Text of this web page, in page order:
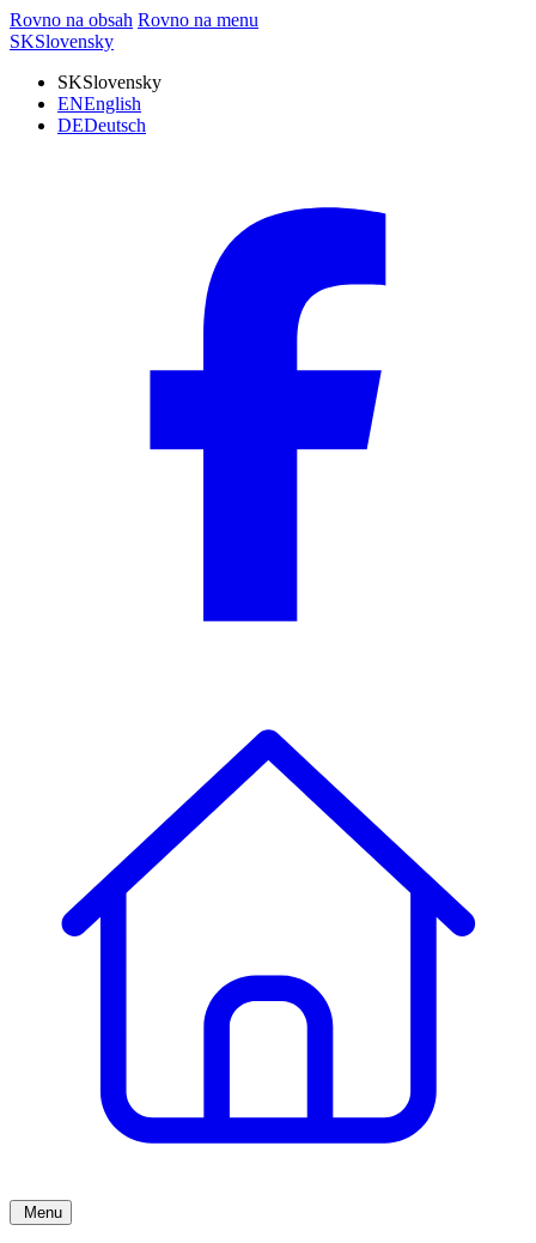
Rovno na obsah Rovno na menu
SKSlovensky
SKSlovensky
ENEnglish
DEDeutsch
Menu